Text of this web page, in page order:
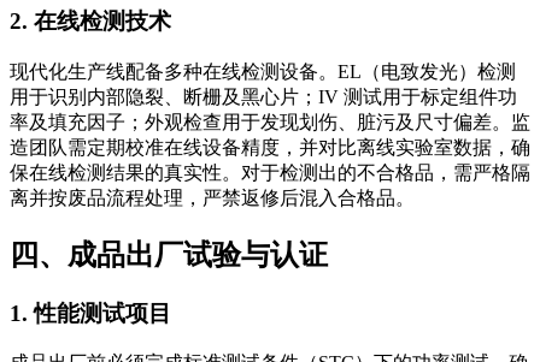
2. 在线检测技术
现代化生产线配备多种在线检测设备。EL（电致发光）检测
用于识别内部隐裂、断栅及黑心片；IV 测试用于标定组件功
率及填充因子；外观检查用于发现划伤、脏污及尺寸偏差。监
造团队需定期校准在线设备精度，并对比离线实验室数据，确
保在线检测结果的真实性。对于检测出的不合格品，需严格隔
离并按废品流程处理，严禁返修后混入合格品。
四、成品出厂试验与认证
1. 性能测试项目